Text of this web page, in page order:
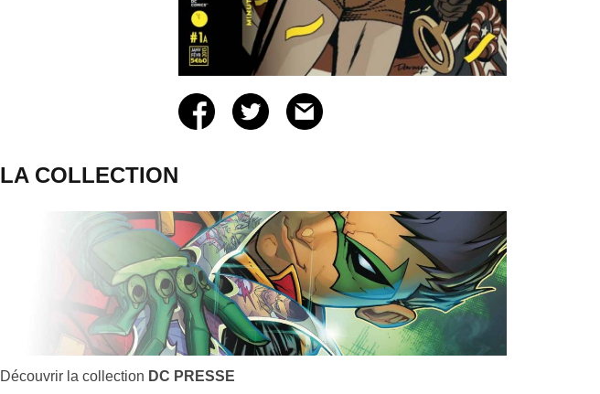
LA COLLECTION
Découvrir la collection DC PRESSE